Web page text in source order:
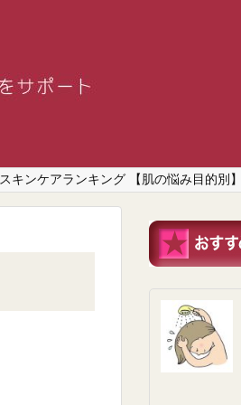
スキンケアランキング 【肌の悩み目的別】